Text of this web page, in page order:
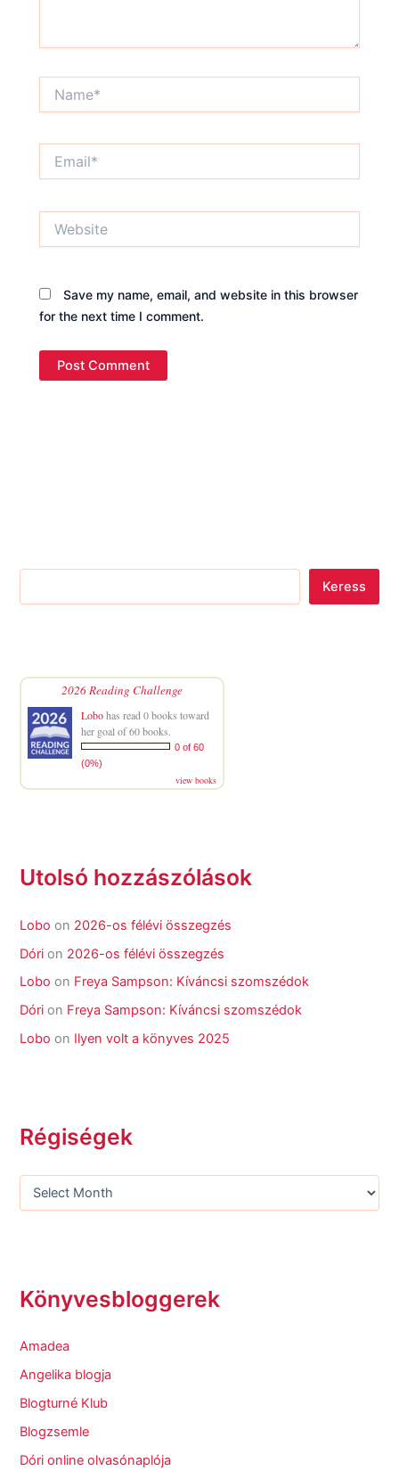
Save my name, email, and website in this browser
for the next time I comment.
Keress
2026 Reading Challenge
Lobohas read 0 books toward
her goal of 60 books.
0 of 60
(0%)
view books
Utolsó hozzászólások
Lobo on 2026-os félévi összegzés
Dóri on 2026-os félévi összegzés
Lobo on Freya Sampson: Kíváncsi szomszédok
Dóri on Freya Sampson: Kíváncsi szomszédok
Lobo on Ilyen volt a könyves 2025
Régiségek
Könyvesbloggerek
Amadea
Angelika blogja
Blogturné Klub
Blogzsemle
Dóri online olvasónaplója